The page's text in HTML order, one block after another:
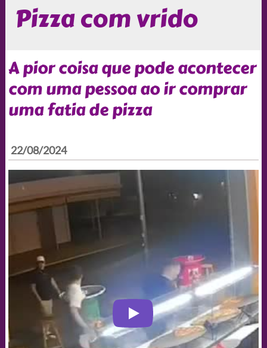
Pizza com vrido
A pior coisa que pode acontecer
com uma pessoa ao ir comprar
uma fatia de pizza
22/08/2024